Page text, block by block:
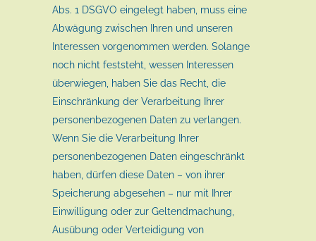
Abs. 1 DSGVO eingelegt haben, muss eine
Abwägung zwischen Ihren und unseren
Interessen vorgenommen werden. Solange
noch nicht feststeht, wessen Interessen
überwiegen, haben Sie das Recht, die
Einschränkung der Verarbeitung Ihrer
personenbezogenen Daten zu verlangen.
Wenn Sie die Verarbeitung Ihrer
personenbezogenen Daten eingeschränkt
haben, dürfen diese Daten – von ihrer
Speicherung abgesehen – nur mit Ihrer
Einwilligung oder zur Geltendmachung,
Ausübung oder Verteidigung von